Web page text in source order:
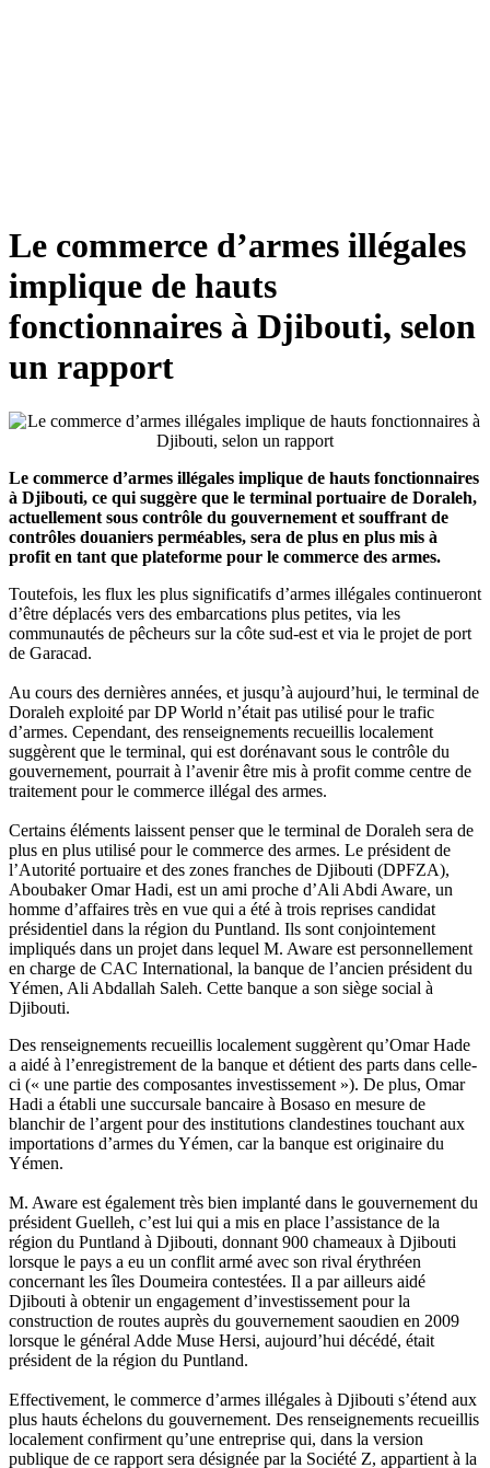
Le commerce d’armes illégales
implique de hauts
fonctionnaires à Djibouti, selon
un rapport
Le commerce d’armes illégales implique de hauts fonctionnaires
à Djibouti, ce qui suggère que le terminal portuaire de Doraleh,
actuellement sous contrôle du gouvernement et souffrant de
contrôles douaniers perméables, sera de plus en plus mis à
profit en tant que plateforme pour le commerce des armes.
Toutefois, les flux les plus significatifs d’armes illégales continueront
d’être déplacés vers des embarcations plus petites, via les
communautés de pêcheurs sur la côte sud-est et via le projet de port
de Garacad.
Au cours des dernières années, et jusqu’à aujourd’hui, le terminal de
Doraleh exploité par DP World n’était pas utilisé pour le trafic
d’armes. Cependant, des renseignements recueillis localement
suggèrent que le terminal, qui est dorénavant sous le contrôle du
gouvernement, pourrait à l’avenir être mis à profit comme centre de
traitement pour le commerce illégal des armes.
Certains éléments laissent penser que le terminal de Doraleh sera de
plus en plus utilisé pour le commerce des armes. Le président de
l’Autorité portuaire et des zones franches de Djibouti (DPFZA),
Aboubaker Omar Hadi, est un ami proche d’Ali Abdi Aware, un
homme d’affaires très en vue qui a été à trois reprises candidat
présidentiel dans la région du Puntland. Ils sont conjointement
impliqués dans un projet dans lequel M. Aware est personnellement
en charge de CAC International, la banque de l’ancien président du
Yémen, Ali Abdallah Saleh. Cette banque a son siège social à
Djibouti.
Des renseignements recueillis localement suggèrent qu’Omar Hade
a aidé à l’enregistrement de la banque et détient des parts dans celle-
ci (« une partie des composantes investissement »). De plus, Omar
Hadi a établi une succursale bancaire à Bosaso en mesure de
blanchir de l’argent pour des institutions clandestines touchant aux
importations d’armes du Yémen, car la banque est originaire du
Yémen.
M. Aware est également très bien implanté dans le gouvernement du
président Guelleh, c’est lui qui a mis en place l’assistance de la
région du Puntland à Djibouti, donnant 900 chameaux à Djibouti
lorsque le pays a eu un conflit armé avec son rival érythréen
concernant les îles Doumeira contestées. Il a par ailleurs aidé
Djibouti à obtenir un engagement d’investissement pour la
construction de routes auprès du gouvernement saoudien en 2009
lorsque le général Adde Muse Hersi, aujourd’hui décédé, était
président de la région du Puntland.
Effectivement, le commerce d’armes illégales à Djibouti s’étend aux
plus hauts échelons du gouvernement. Des renseignements recueillis
localement confirment qu’une entreprise qui, dans la version
publique de ce rapport sera désignée par la Société Z, appartient à la